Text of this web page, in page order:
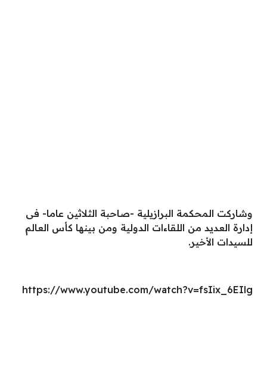
وشاركت المحكمة البرازيلية -صاحبة الثلاثين عاما- فى
إدارة العديد من اللقاءات الدولية ومن بينها كأس العالم
للسيدات الأخير.
https://www.youtube.com/watch?v=fsIix_6EIlg